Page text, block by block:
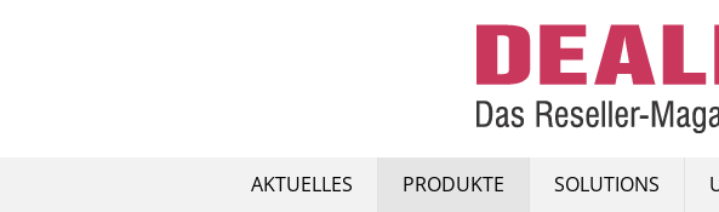
AKTUELLES PRODUKTE SOLUTIONS